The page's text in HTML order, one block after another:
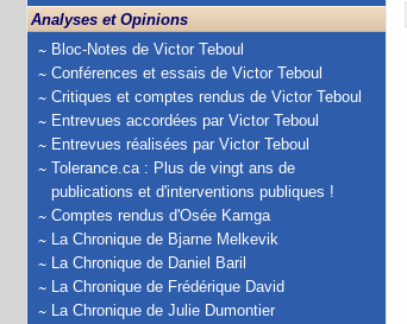
Analyses et Opinions
Bloc-Notes de Victor Teboul
Conférences et essais de Victor Teboul
Critiques et comptes rendus de Victor Teboul
Entrevues accordées par Victor Teboul
Entrevues réalisées par Victor Teboul
Tolerance.ca : Plus de vingt ans de
publications et d'interventions publiques !
Comptes rendus d'Osée Kamga
La Chronique de Bjarne Melkevik
La Chronique de Daniel Baril
La Chronique de Frédérique David
La Chronique de Julie Dumontier